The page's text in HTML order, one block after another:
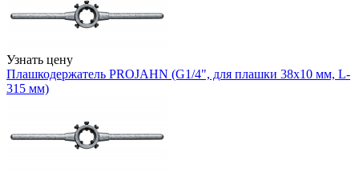
Узнать цену
Плашкодержатель PROJAHN (G1/4", для плашки 38х10 мм, L-
315 мм)